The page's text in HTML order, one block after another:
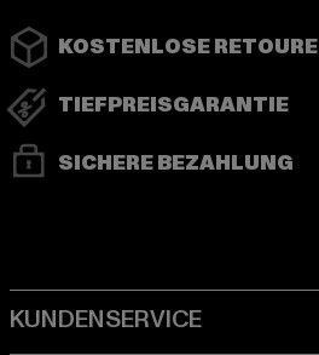
KOSTENLOSE RETOURE
TIEFPREISGARANTIE
SICHERE BEZAHLUNG